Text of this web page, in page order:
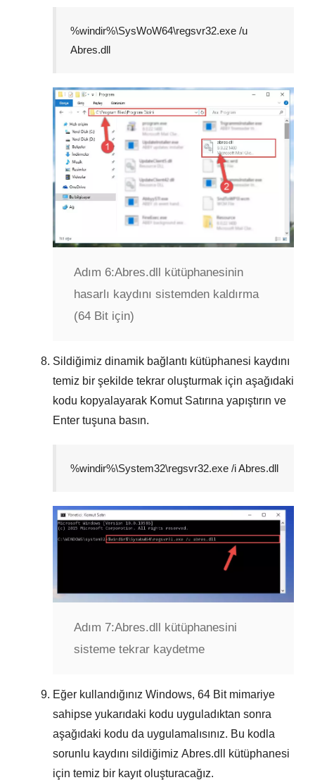
%windir%\SysWoW64\regsvr32.exe /u
Abres.dll
Adım 6:Abres.dll kütüphanesinin
hasarlı kaydını sistemden kaldırma
(64 Bit için)
Sildiğimiz dinamik bağlantı kütüphanesi kaydını
temiz bir şekilde tekrar oluşturmak için aşağıdaki
kodu kopyalayarak Komut Satırına yapıştırın ve
Enter tuşuna basın.
%windir%\System32\regsvr32.exe /i Abres.dll
Adım 7:Abres.dll kütüphanesini
sisteme tekrar kaydetme
Eğer kullandığınız Windows, 64 Bitmimariye
sahipse yukarıdaki kodu uyguladıktan sonra
aşağıdaki kodu da uygulamalısınız. Bu kodla
sorunlu kaydını sildiğimiz Abres.dll
kütüphanesi
için temiz bir kayıt oluşturacağız.